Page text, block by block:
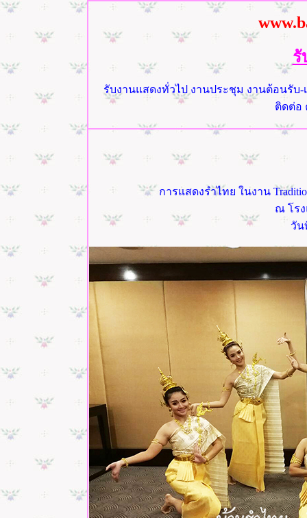
รั
รับงานแสดงทั่วไป งานประชุม งานต้อนรับ
ติดต่อ
การแสดงรำไทย ในงาน
ณ โร
วันที่